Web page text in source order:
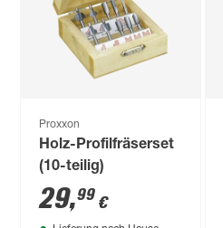
Proxxon
Holz-Profilfräserset
(10-teilig)
29,99 €